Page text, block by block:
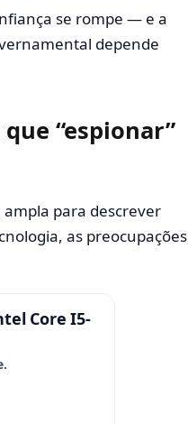
se rompe — e a
depende
“espionar”
para descrever
as preocupações
Core I5-